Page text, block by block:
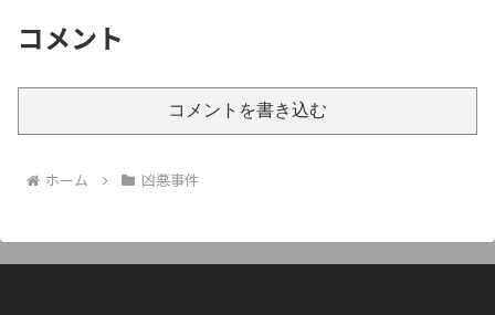
コメント
コメントを書き込む
ホーム 凶悪事件